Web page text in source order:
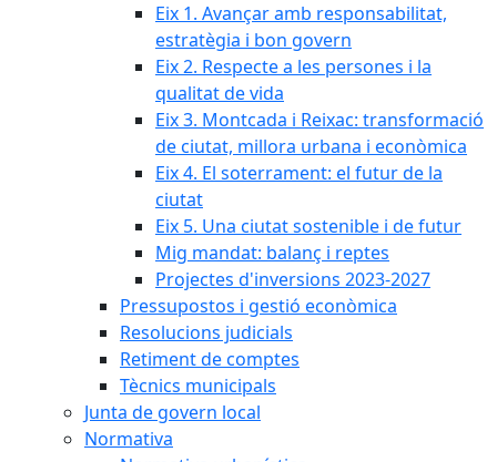
Eix 1. Avançar amb responsabilitat,
estratègia i bon govern
Eix 2. Respecte a les persones i la
qualitat de vida
Eix 3. Montcada i Reixac: transformació
de ciutat, millora urbana i econòmica
Eix 4. El soterrament: el futur de la
ciutat
Eix 5. Una ciutat sostenible i de futur
Mig mandat: balanç i reptes
Projectes d'inversions 2023-2027
Pressupostos i gestió econòmica
Resolucions judicials
Retiment de comptes
Tècnics municipals
Junta de govern local
Normativa